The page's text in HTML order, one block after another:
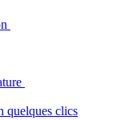
quelques clics